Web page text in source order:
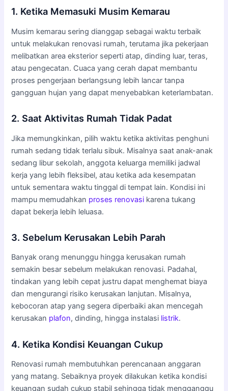
1. Ketika Memasuki Musim Kemarau
Musim kemarau sering dianggap sebagai waktu terbaik
untuk melakukan renovasi rumah, terutama jika pekerjaan
melibatkan area eksterior seperti atap, dinding luar, teras,
atau pengecatan. Cuaca yang cerah dapat membantu
proses pengerjaan berlangsung lebih lancar tanpa
gangguan hujan yang dapat menyebabkan keterlambatan.
2. Saat Aktivitas Rumah Tidak Padat
Jika memungkinkan, pilih waktu ketika aktivitas penghuni
rumah sedang tidak terlalu sibuk. Misalnya saat anak-anak
sedang libur sekolah, anggota keluarga memiliki jadwal
kerja yang lebih fleksibel, atau ketika ada kesempatan
untuk sementara waktu tinggal di tempat lain. Kondisi ini
mampu memudahkan proses renovasi karena tukang
dapat bekerja lebih leluasa.
3. Sebelum Kerusakan Lebih Parah
Banyak orang menunggu hingga kerusakan rumah
semakin besar sebelum melakukan renovasi. Padahal,
tindakan yang lebih cepat justru dapat menghemat biaya
dan mengurangi risiko kerusakan lanjutan. Misalnya,
kebocoran atap yang segera diperbaiki akan mencegah
kerusakan plafon, dinding, hingga instalasi listrik.
4. Ketika Kondisi Keuangan Cukup
Renovasi rumah membutuhkan perencanaan anggaran
yang matang. Sebaiknya proyek dilakukan ketika kondisi
keuangan sudah cukup stabil sehingga tidak mengganggu